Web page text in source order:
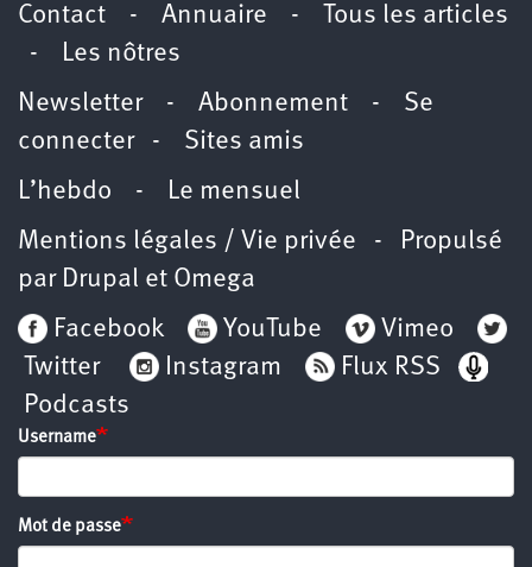
Contact - Annuaire -
Tous les articles
- Les nôtres
Newsletter- Abonnement - Se
connecter- Sites amis
L’hebdo - Le mensuel
Mentions légales / Vie privée - Propulsé
par Drupal et Omega
Facebook
YouTube
Vimeo
Twitter
Instagram
Flux RSS
Podcasts
Username
Mot de passe